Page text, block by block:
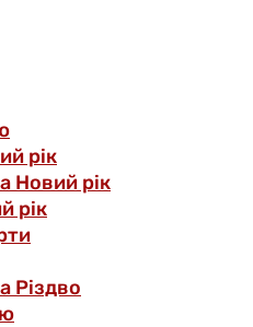
рік
Новий рік
рік
Різдво